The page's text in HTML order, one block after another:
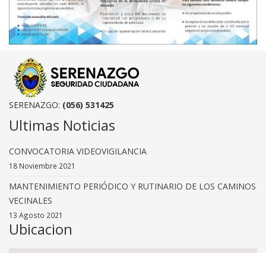
SERENAZGO: (056) 531425
Ultimas Noticias
CONVOCATORIA VIDEOVIGILANCIA
18 Noviembre 2021
MANTENIMIENTO PERIÓDICO Y RUTINARIO DE LOS CAMINOS
VECINALES
13 Agosto 2021
Ubicacion